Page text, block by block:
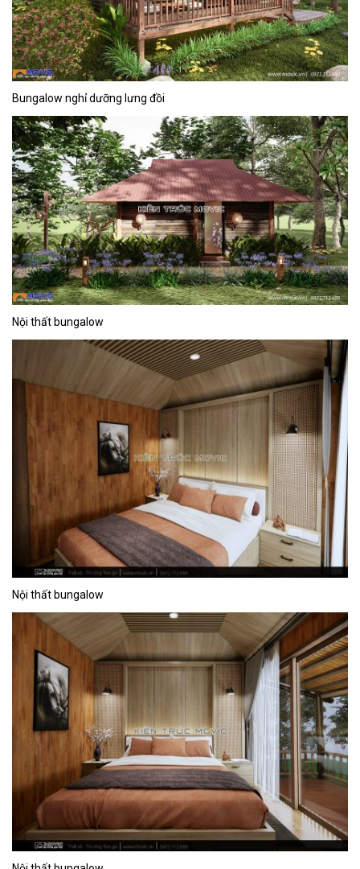
Bungalow nghỉ dưỡng lưng đồi
Nội thất bungalow
Nội thất bungalow